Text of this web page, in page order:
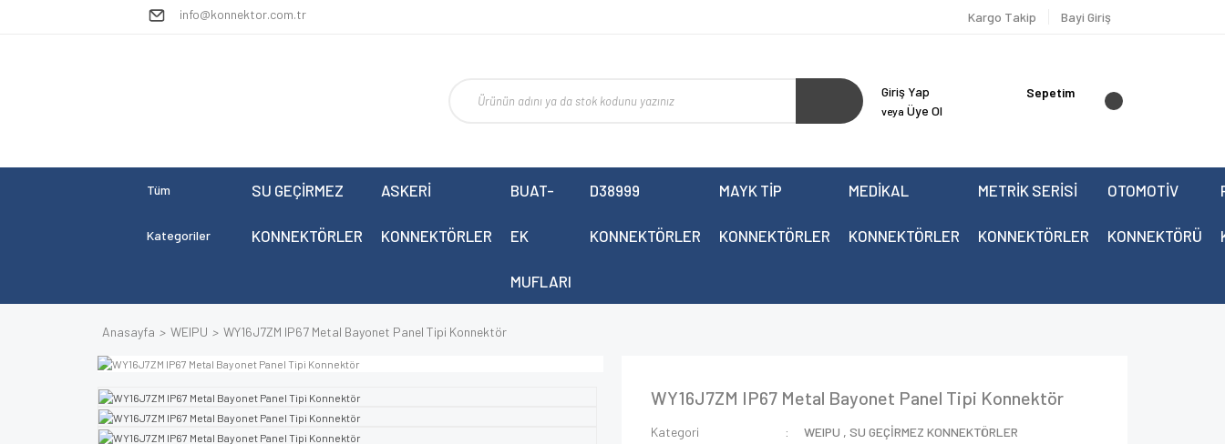
info@konnektor.com.tr Kargo Takip Bayi Giriş
Giriş Yap
veya Üye Ol
Sepetim
Tüm
Kategoriler
SU GEÇİRMEZ
KONNEKTÖRLER
ASKERİ
KONNEKTÖRLER
BUAT-
EK
MUFLARI
D38999
KONNEKTÖRLER
MAYK TİP
KONNEKTÖRLER
MEDİKAL
KONNEKTÖRLER
METRİK SERİSİ
KONNEKTÖRLER
OTOMOTİV
KONNEKTÖRÜ
Anasayfa WEIPU WY16J7ZM IP67 Metal Bayonet Panel Tipi Konnektör
WY16J7ZM IP67 Metal Bayonet Panel Tipi Konnektör
Kategori WEIPU ,SU GEÇİRMEZ KONNEKTÖRLER